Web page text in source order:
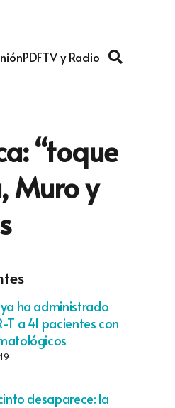
PDFTV y Radio
“toque
Muro y
ya ha administrado
T a 41 pacientes con
desaparece: la